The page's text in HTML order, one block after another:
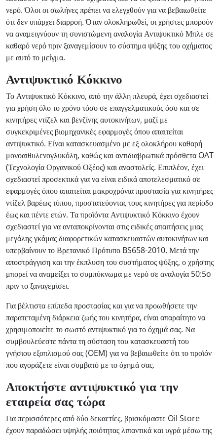
νερό. Όλοι οι σωλήνες πρέπει να ελεγχθούν για να βεβαιωθείτε
ότι δεν υπάρχει διαρροή. Όταν ολοκληρωθεί, οι χρήστες μπορούν
να αναμειγνύουν τη συνιστώμενη αναλογία Αντιψυκτικό Μπλε σε
καθαρό νερό πριν ξαναγεμίσουν το σύστημα ψύξης του οχήματος
με αυτό το μείγμα.
Αντιψυκτικό Κόκκινο
Το Αντιψυκτικό Κόκκινο, από την άλλη πλευρά, έχει σχεδιαστεί
για χρήση όλο το χρόνο τόσο σε επαγγελματικούς όσο και σε
κινητήρες ντίζελ και βενζίνης αυτοκινήτων, μαζί με
συγκεκριμένες βιομηχανικές εφαρμογές όπου απαιτείται
αντιψυκτικό. Είναι κατασκευασμένο με εξ ολοκλήρου καθαρή
μονοαιθυλενογλυκόλη, καθώς και αντιδιαβρωτικά πρόσθετα OAT
(Τεχνολογία Οργανικού Οξέος) και αναστολείς. Επιπλέον, έχει
σχεδιαστεί προσεκτικά για να είναι ειδικά αποτελεσματικό σε
εφαρμογές όπου απαιτείται μακροχρόνια προστασία για κινητήρες
ντίζελ βαρέως τύπου, προστατεύοντας τους κινητήρες για περίοδο
έως και πέντε ετών. Τα προϊόντα Αντιψυκτικό Κόκκινο έχουν
σχεδιαστεί για να ανταποκρίνονται στις ειδικές απαιτήσεις μιας
μεγάλης γκάμας διαφορετικών κατασκευαστών αυτοκινήτων και
υπερβαίνουν το Βρετανικό Πρότυπο BS658-2010. Μετά την
αποστράγγιση και την έκπλυση του συστήματος ψύξης, ο χρήστης
μπορεί να αναμείξει το συμπύκνωμα με νερό σε αναλογία 50:5o
πριν το ξαναγεμίσει.
Για βέλτιστα επίπεδα προστασίας και για να προωθήσετε την
παρατεταμένη διάρκεια ζωής του κινητήρα, είναι απαραίτητο να
χρησιμοποιείτε το σωστό αντιψυκτικό για το όχημά σας. Να
συμβουλεύεστε πάντα τη σύσταση του κατασκευαστή του
γνήσιου εξοπλισμού σας (OEM) για να βεβαιωθείτε ότι το προϊόν
που αγοράζετε είναι συμβατό με το όχημά σας.
Αποκτήστε αντιψυκτικό για την
εταιρεία σας τώρα
Για περισσότερες από δύο δεκαετίες, βρισκόμαστε Oil Store
έχουν παραδώσει υψηλής ποιότητας λιπαντικά και υγρά μέσω της